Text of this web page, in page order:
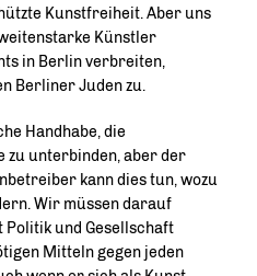
Kunstfreiheit. Aber uns
Künstler
in Berlin verbreiten,
Berliner Juden zu.
Handhabe, die
zu unterbinden, aber der
kann dies tun, wozu
Wir müssen darauf
Politik und Gesellschaft
Mitteln gegen jeden